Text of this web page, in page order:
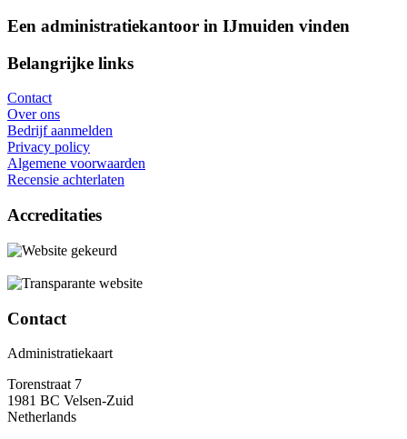
Een administratiekantoor in IJmuiden vinden
Belangrijke links
Contact
Over ons
Bedrijf aanmelden
Privacy policy
Algemene voorwaarden
Recensie achterlaten
Accreditaties
Contact
Administratiekaart
Torenstraat 7
1981 BC Velsen-Zuid
Netherlands